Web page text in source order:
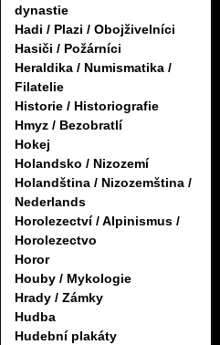
dynastie
Hadi / Plazi / Obojživelníci
Hasiči / Požárníci
Heraldika / Numismatika /
Filatelie
Historie / Historiografie
Hmyz / Bezobratlí
Hokej
Holandsko / Nizozemí
Holandština / Nizozemština /
Nederlands
Horolezectví / Alpinismus /
Horolezectvo
Horor
Houby / Mykologie
Hrady / Zámky
Hudba
Hudební plakáty